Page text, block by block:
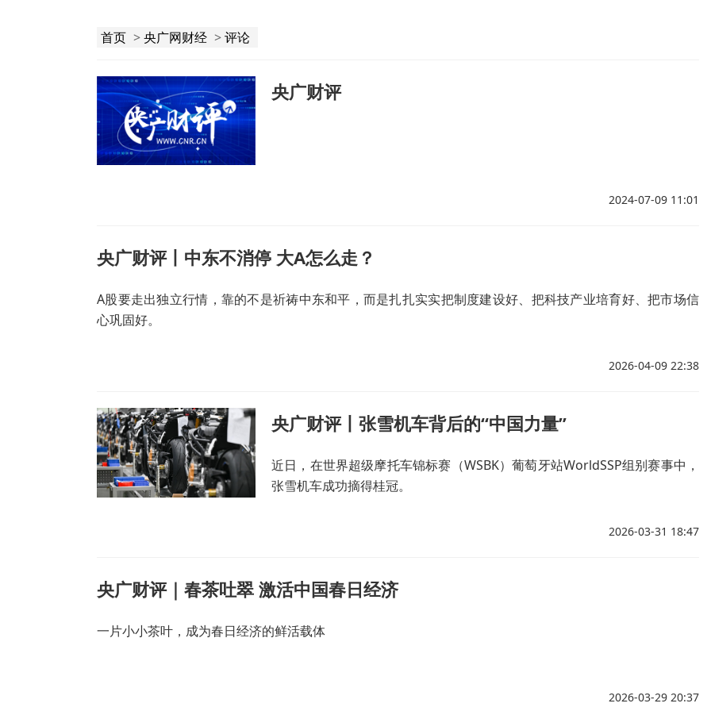
首页 >央广网财经 >评论
央广财评
2024-07-09 11:01
央广财评丨中东不消停 大A怎么走？
A股要走出独立行情，靠的不是祈祷中东和平，而是扎扎实实把制度建设好、把科技产业培育好、把市场信
心巩固好。
2026-04-09 22:38
央广财评丨张雪机车背后的“中国力量”
近日，在世界超级摩托车锦标赛（WSBK）葡萄牙站WorldSSP组别赛事中，
张雪机车成功摘得桂冠。
2026-03-31 18:47
央广财评｜春茶吐翠 激活中国春日经济
一片小小茶叶，成为春日经济的鲜活载体
2026-03-29 20:37